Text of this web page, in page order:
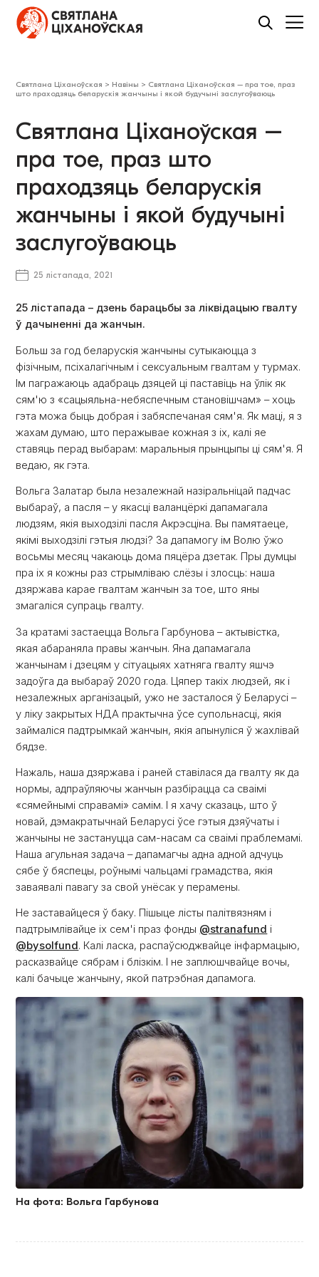
Святлана Ціханоўская > Навіны > Святлана Ціханоўская – пра тое, праз
што праходзяць беларускія жанчыны і якой будучыні заслугоўваюць
Святлана Ціханоўская –
пра тое, праз што
праходзяць беларускія
жанчыны і якой будучыні
заслугоўваюць
25 лістапада, 2021
25 лістапада – дзень барацьбы за ліквідацыю гвалту
ў дачыненні да жанчын.
Больш за год беларускія жанчыны сутыкаюцца з
фізічным, псіхалагічным і сексуальным гвалтам у турмах.
Ім пагражаюць адабраць дзяцей ці паставіць на ўлік як
сям'ю з «сацыяльна-небяспечным становішчам» – хоць
гэта можа быць добрая і забяспечаная сям'я. Як маці, я з
жахам думаю, што перажывае кожная з іх, калі яе
ставяць перад выбарам: маральныя прынцыпы ці сям'я. Я
ведаю, як гэта.
Вольга Залатар была незалежнай назіральніцай падчас
выбараў, а пасля – у якасці валанцёркі дапамагала
людзям, якія выходзілі пасля Акрэсціна. Вы памятаеце,
якімі выходзілі гэтыя людзі? За дапамогу ім Волю ўжо
восьмы месяц чакаюць дома пяцёра дзетак. Пры думцы
пра іх я кожны раз стрымліваю слёзы і злосць: наша
дзяржава карае гвалтам жанчын за тое, што яны
змагаліся супраць гвалту.
За кратамі застаецца Вольга Гарбунова – актывістка,
якая абараняла правы жанчын. Яна дапамагала
жанчынам і дзецям у сітуацыях хатняга гвалту яшчэ
задоўга да выбараў 2020 года. Цяпер такіх людзей, як і
незалежных арганізацый, ужо не засталося ў Беларусі –
у ліку закрытых НДА практычна ўсе супольнасці, якія
займаліся падтрымкай жанчын, якія апынуліся ў жахлівай
бядзе.
Нажаль, наша дзяржава і раней ставілася да гвалту як да
нормы, адпраўляючы жанчын разбірацца са сваімі
«сямейнымі справамі» самім. І я хачу сказаць, што ў
новай, дэмакратычнай Беларусі ўсе гэтыя дзяўчаты і
жанчыны не застануцца сам-насам са сваімі праблемамі.
Наша агульная задача – дапамагчы адна адной адчуць
сябе ў бяспецы, роўнымі чальцамі грамадства, якія
заваявалі павагу за свой унёсак у перамены.
Не заставайцеся ў баку. Пішыце лісты палітвязням і
падтрымлівайце іх сем'і праз фонды @stranafund і
@bysolfund . Калі ласка, распаўсюджвайце інфармацыю,
расказвайце сябрам і блізкім. І не заплюшчвайце вочы,
калі бачыце жанчыну, якой патрэбная дапамога.
На фота: Вольга Гарбунова